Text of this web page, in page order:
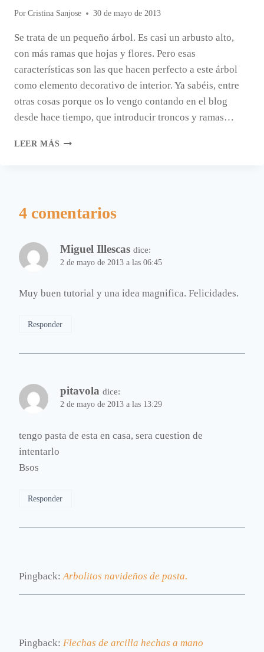
Por Cristina Sanjose 30 de mayo de 2013
Se trata de un pequeño árbol. Es casi un arbusto alto,
con más ramas que hojas y flores. Pero esas
características son las que hacen perfecto a este árbol
como elemento decorativo de interior. Ya sabéis, entre
otras cosas porque os lo vengo contando en el blog
desde hace tiempo, que introducir troncos y ramas…
LEER MÁS UN
4 comentarios
Miguel Illescas dice:
2 de mayo de 2013 a las 06:45
Muy buen tutorial y una idea magnifica. Felicidades.
Responder
pitavola dice:
2 de mayo de 2013 a las 13:29
tengo pasta de esta en casa, sera cuestion de
intentarlo
Bsos
Responder
Pingback:Arbolitos navideños de pasta.
Pingback: Flechas de arcilla hechas a mano